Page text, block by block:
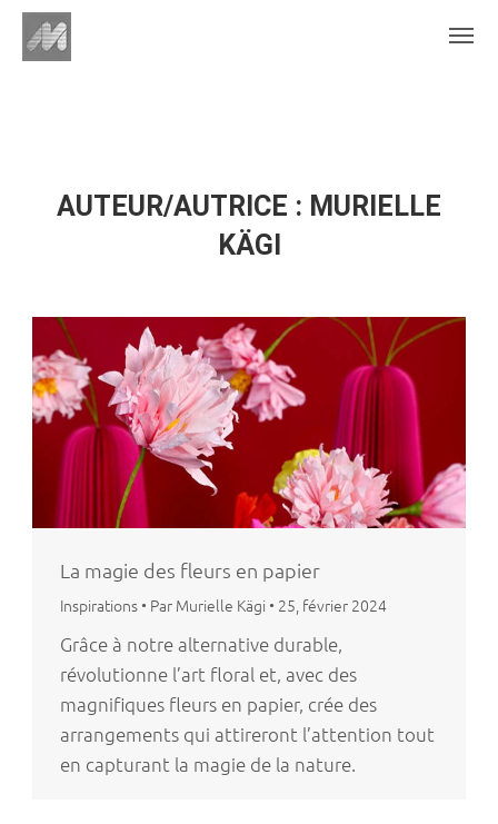
AUTEUR/AUTRICE : MURIELLE
KÄGI
La magie des fleurs en papier
Inspirations • Par Murielle Kägi • 25, février 2024
Grâce à notre alternative durable,
révolutionne l’art floral et, avec des
magnifiques fleurs en papier, crée des
arrangements qui attireront l’attention tout
en capturant la magie de la nature.